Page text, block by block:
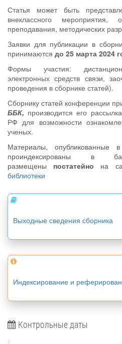
Статья может быть
внеклассного
преподавания, методических
Заявки для публикации в
принимаются до 25 марта 2024
Формы участия:
электронных средств связи,
проведения в сборнике статей).
Сборнику статей конференции
ББК, производится его
РФ для возможности
ученых.
Материалы, опубликованные
проиндексированы в
размещены постатейно на
библиотеки
Выходные сведения сборника
Индексирование и
Контрольные даты